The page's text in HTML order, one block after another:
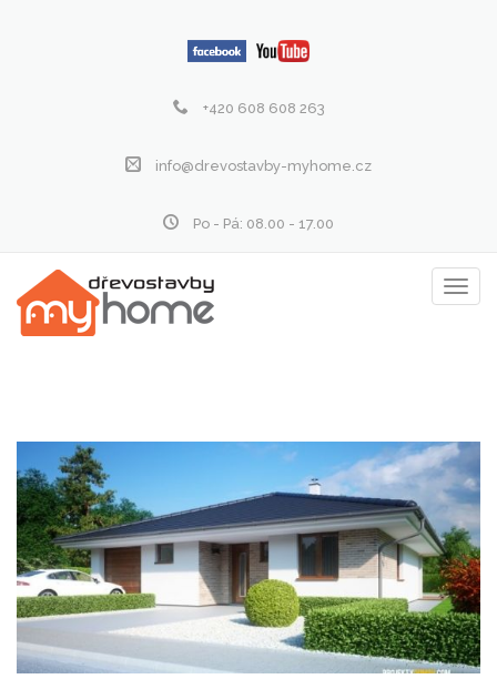
+420 608 608 263
info@drevostavby-myhome.cz
Po - Pá: 08.00 - 17.00
menu